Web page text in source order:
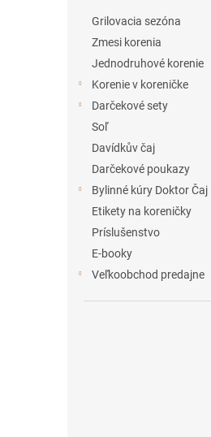
Grilovacia sezóna
Zmesi korenia
Jednodruhové korenie
Korenie v koreničke
Darčekové sety
Soľ
Davídkův čaj
Darčekové poukazy
Bylinné kúry Doktor Čaj
Etikety na koreničky
Príslušenstvo
E-booky
Veľkoobchod predajne